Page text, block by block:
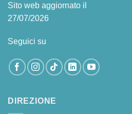
Sito web aggiornato il
27/07/2026
Seguici su
DIREZIONE